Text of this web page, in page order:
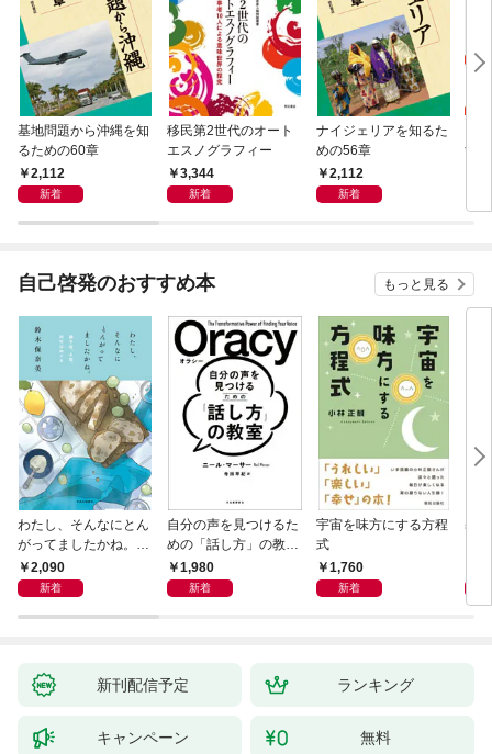
基地問題から沖縄を知
るための60章
2,112
新着
移民第2世代のオート
エスノグラフィー
3,344
新着
ナイジェリアを知るた
めの56章
2,112
新着
すめ
自己啓発のおすすめ本 もっと見る
わたし、そんなにとん
がってましたかね。
獅子座、Ａ型、丙午は
めぐる
2,090
新着
自分の声を見つけるた
めの「話し方」の教
室 Ｏｒａｃｙ（オラ
シー）
1,980
新着
宇宙を味方にする方程
式
1,760
新着
基
新刊配信予定 ランキング
キャンペーン 無料